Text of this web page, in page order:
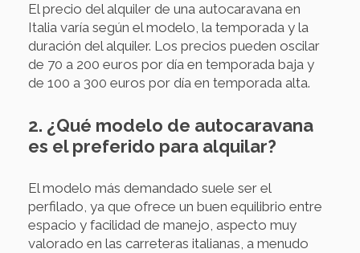
El precio del alquiler de una autocaravana en
Italia varía según el modelo, la temporada y la
duración del alquiler. Los precios pueden oscilar
de 70 a 200 euros por día en temporada baja y
de 100 a 300 euros por día en temporada alta.
2. ¿Qué modelo de autocaravana
es el preferido para alquilar?
El modelo más demandado suele ser el
perfilado, ya que ofrece un buen equilibrio entre
espacio y facilidad de manejo, aspecto muy
valorado en las carreteras italianas, a menudo